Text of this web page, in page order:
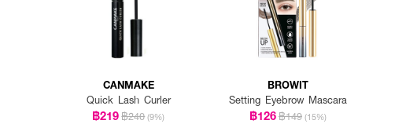
CANMAKE
Quick Lash Curler
฿219฿240 (9%)
BROWIT
Setting Eyebrow Mascara
฿126฿149 (15%)